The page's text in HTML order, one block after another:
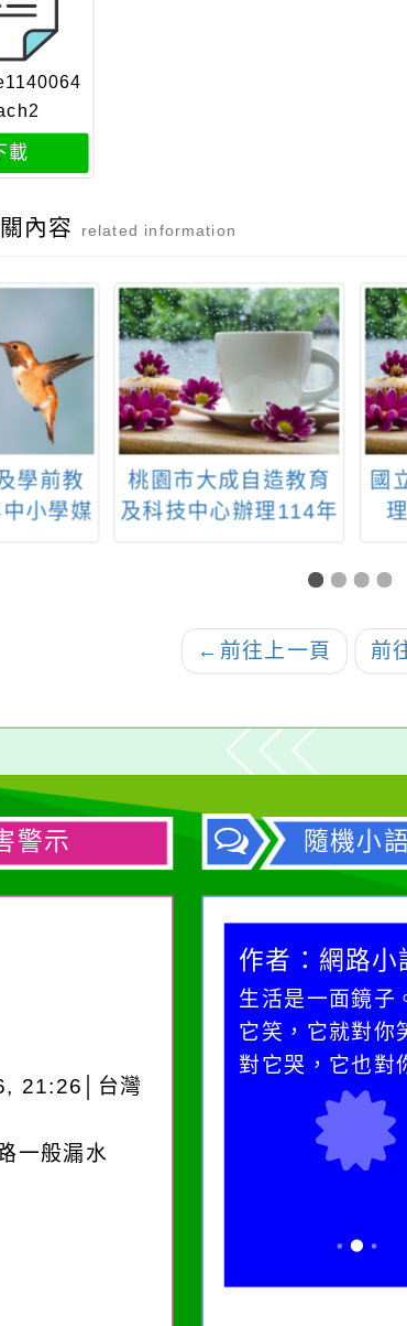
載
內容 related information
造教育
理114年
國立臺 北教育大學辦
理114年度「Cool
轉
計
長
← 前往上一頁 前
警示
21:26│台灣
一般漏水
隨機小語
：網路小語
是一面鏡子。你對
作者：網路小
在實現理想的路
必須排除一切干
別是要看清那些